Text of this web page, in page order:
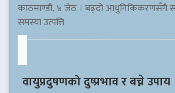
काठमाण्डौ, ४ जेठ । बढ्दो आधुनिकिकरणसँगै
समस्या उत्पत्ति
वायुप्रदुषणको दुष्प्रभाव र बच्ने उपाय